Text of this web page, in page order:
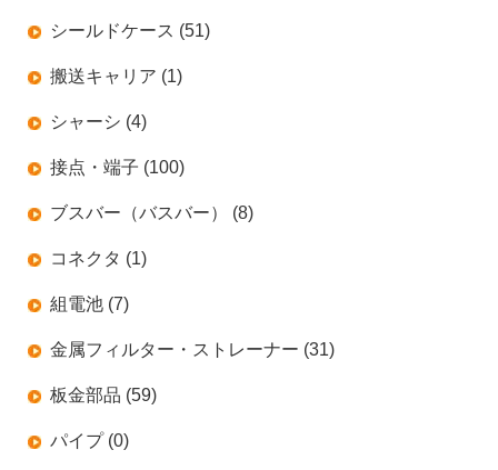
シールドケース (51)
搬送キャリア (1)
シャーシ (4)
接点・端子 (100)
ブスバー（バスバー） (8)
コネクタ (1)
組電池 (7)
金属フィルター・ストレーナー (31)
板金部品 (59)
パイプ (0)